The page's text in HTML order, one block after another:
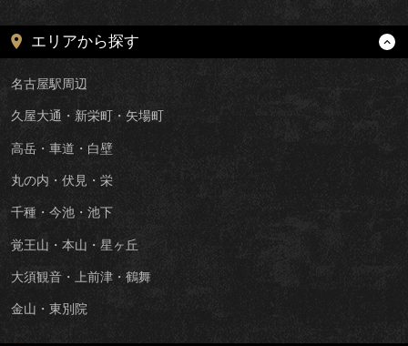
エリアから探す
名古屋駅周辺
久屋大通・新栄町・矢場町
高岳・車道・白壁
丸の内・伏見・栄
千種・今池・池下
覚王山・本山・星ヶ丘
大須観音・上前津・鶴舞
金山・東別院